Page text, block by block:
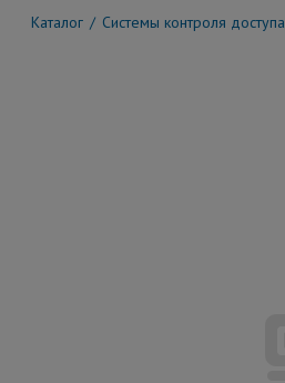
Каталог Системы контроля доступа